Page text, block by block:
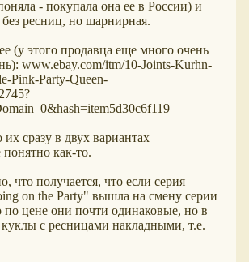
- покупала она ее в России) и
ресниц, но шарнирная.
(у этого продавца еще много очень
www.ebay.com/itm/10-Joints-Kurhn-
Pink-Party-Queen-
их сразу в двух вариантах
как-то.
что получается, что если серия
on the Party" вышла на смену серии
цене они почти одинаковые, но в
с ресницами накладными, т.е.